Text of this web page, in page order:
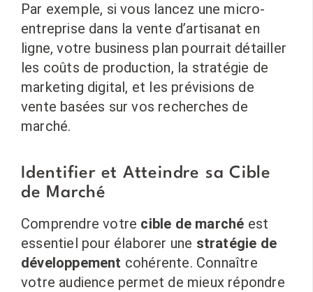
Par exemple, si vous lancez une micro-
entreprise dans la vente d’artisanat en
ligne, votre business plan pourrait détailler
les coûts de production, la stratégie de
marketing digital, et les prévisions de
vente basées sur vos recherches de
marché.
Identifier et Atteindre sa Cible
de Marché
Comprendre votre cible de marché est
essentiel pour élaborer une stratégie de
développement cohérente. Connaître
votre audience permet de mieux répondre